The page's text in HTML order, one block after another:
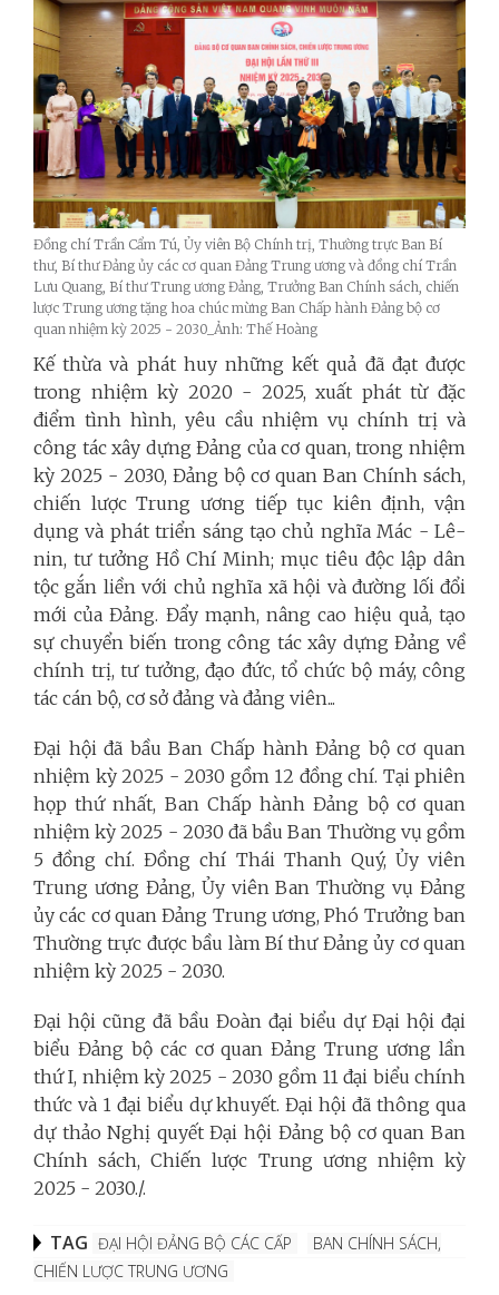
Đồng chí Trần Cẩm Tú, Ủy viên Bộ Chính trị, Thường trực Ban Bí
thư, Bí thư Đảng ủy các cơ quan Đảng Trung ương và đồng chí Trần
Lưu Quang, Bí thư Trung ương Đảng, Trưởng Ban Chính sách, chiến
lược Trung ương tặng hoa chúc mừng Ban Chấp hành Đảng bộ cơ
quan nhiệm kỳ 2025 - 2030_Ảnh: Thế Hoàng
Kế thừa và phát huy những kết quả đã đạt được
trong nhiệm kỳ 2020 - 2025, xuất phát từ đặc
điểm tình hình, yêu cầu nhiệm vụ chính trị và
công tác xây dựng Đảng của cơ quan, trong nhiệm
kỳ 2025 - 2030, Đảng bộ cơ quan Ban Chính sách,
chiến lược Trung ương tiếp tục kiên định, vận
dụng và phát triển sáng tạo chủ nghĩa Mác - Lê-
nin, tư tưởng Hồ Chí Minh; mục tiêu độc lập dân
tộc gắn liền với chủ nghĩa xã hội và đường lối đổi
mới của Đảng. Đẩy mạnh, nâng cao hiệu quả, tạo
sự chuyển biến trong công tác xây dựng Đảng về
chính trị, tư tưởng, đạo đức, tổ chức bộ máy, công
tác cán bộ, cơ sở đảng và đảng viên...
Đại hội đã bầu Ban Chấp hành Đảng bộ cơ quan
nhiệm kỳ 2025 - 2030 gồm 12 đồng chí. Tại phiên
họp thứ nhất, Ban Chấp hành Đảng bộ cơ quan
nhiệm kỳ 2025 - 2030 đã bầu Ban Thường vụ gồm
5 đồng chí. Đồng chí Thái Thanh Quý, Ủy viên
Trung ương Đảng, Ủy viên Ban Thường vụ Đảng
ủy các cơ quan Đảng Trung ương, Phó Trưởng ban
Thường trực được bầu làm Bí thư Đảng ủy cơ quan
nhiệm kỳ 2025 - 2030.
Đại hội cũng đã bầu Đoàn đại biểu dự Đại hội đại
biểu Đảng bộ các cơ quan Đảng Trung ương lần
thứ I, nhiệm kỳ 2025 - 2030 gồm 11 đại biểu chính
thức và 1 đại biểu dự khuyết. Đại hội đã thông qua
dự thảo Nghị quyết Đại hội Đảng bộ cơ quan Ban
Chính sách, Chiến lược Trung ương nhiệm kỳ
2025 - 2030./.
TAG ĐẠI HỘI ĐẢNG BỘ CÁC CẤP
BAN CHÍNH SÁCH,
CHIẾN LƯỢC TRUNG ƯƠNG